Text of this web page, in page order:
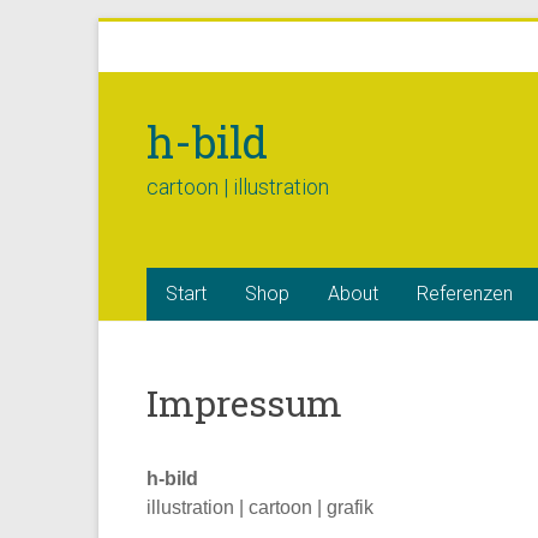
h-bild
cartoon | illustration
Start Shop About Referenzen
Impressum
h-bild
illustration | cartoon | grafik